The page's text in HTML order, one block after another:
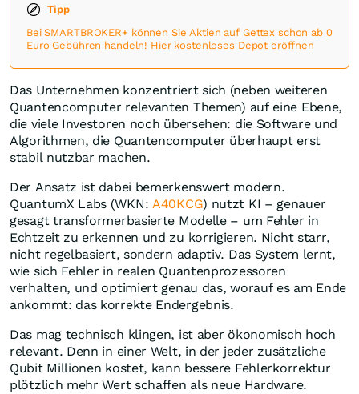
Tipp
Bei SMARTBROKER+ können Sie Aktien auf Gettex schon ab 0
Euro Gebühren handeln! Hier kostenloses Depot eröffnen
Das Unternehmen konzentriert sich (neben weiteren
Quantencomputer relevanten Themen) auf eine Ebene,
die viele Investoren noch übersehen: die Software und
Algorithmen, die Quantencomputer überhaupt erst
stabil nutzbar machen.
Der Ansatz ist dabei bemerkenswert modern.
QuantumX Labs (WKN: A40KCG) nutzt KI – genauer
gesagt transformerbasierte Modelle – um Fehler in
Echtzeit zu erkennen und zu korrigieren. Nicht starr,
nicht regelbasiert, sondern adaptiv. Das System lernt,
wie sich Fehler in realen Quantenprozessoren
verhalten, und optimiert genau das, worauf es am Ende
ankommt: das korrekte Endergebnis.
Das mag technisch klingen, ist aber ökonomisch hoch
relevant. Denn in einer Welt, in der jeder zusätzliche
Qubit Millionen kostet, kann bessere Fehlerkorrektur
plötzlich mehr Wert schaffen als neue Hardware.